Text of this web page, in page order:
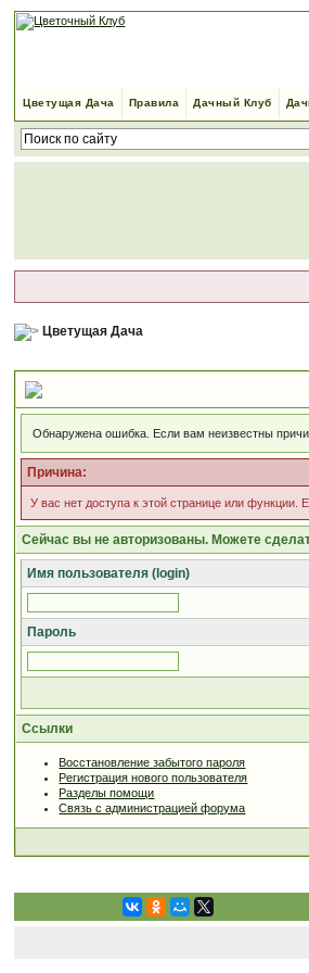
Цветущая Дача Правила Дачный Клуб
Цветущая Дача
Обнаружена ошибка. Если вам неизвестны
Причина:
У вас нет доступа к этой странице или
Сейчас вы не авторизованы. Можете
Имя пользователя (login)
Пароль
Ссылки
Восстановление забытого пароля
Регистрация нового пользователя
Разделы помощи
Связь с администрацией форума